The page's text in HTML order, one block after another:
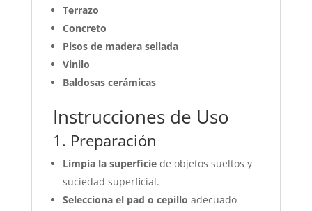
Terrazo
Concreto
Pisos de madera sellada
Vinilo
Baldosas cerámicas
Instrucciones de Uso
1. Preparación
Limpia la superficiede objetos sueltos y
suciedad superficial.
Selecciona el pad o cepillo adecuado